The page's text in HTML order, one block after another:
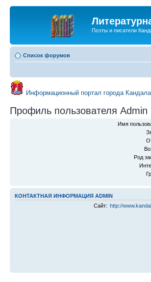
Поэты и писатели
Список форумов
Информационный портал города
Профиль пользователя Admin
Имя
Род
КОНТАКТНАЯ ИНФОРМАЦИЯ ADMIN
Сайт: http://